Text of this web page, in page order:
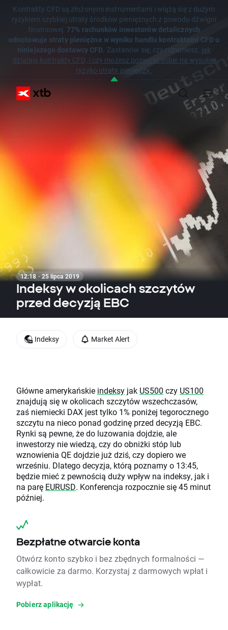
Kontrakty CFD są złożonymi instrumentami i wiążą się z dużym
ryzykiem szybkiej utraty środków pieniężnych z powodu dźwigni
finansowej.77% rachunków inwestorów detalicznych
odnotowuje straty pieniężne w wyniku handlu kontraktami CFD u
niniejszego dostawcy CFD. Zastanów się, czy rozumiesz, jak
działają kontrakty CFD, i czy możesz pozwolić sobie na wysokie
ryzyko utraty pieniędzy.
12:18 · 25 lipca 2019
Indeksy w okolicach szczytów
przed decyzją EBC
Główne amerykańskie indeksy jak US500 czy US100
znajdują się w okolicach szczytów wszechczasów,
zaś niemiecki DAX jest tylko 1% poniżej tegorocznego
szczytu na nieco ponad godzinę przed decyzją EBC.
Rynki są pewne, że do luzowania dojdzie, ale
inwestorzy nie wiedzą, czy do obniżki stóp lub
wznowienia QE dojdzie już dziś, czy dopiero we
wrześniu. Dlatego decyzja, którą poznamy o 13:45,
będzie mieć z pewnością duży wpływ na indeksy, jak i
na parę EURUSD. Konferencja rozpocznie się 45 minut
później.
Bezpłatne otwarcie konta
Otwórz konto szybko i bez zbędnych formalności —
całkowicie za darmo. Korzystaj z darmowych wpłat i
wypłat.
Pobierz aplikację
Indeksy Market Alert